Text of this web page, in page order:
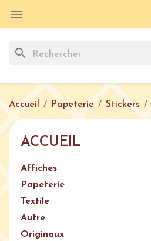

search
Accueil Papeterie Stickers
ACCUEIL
Affiches
Papeterie
Textile
Autre
Originaux